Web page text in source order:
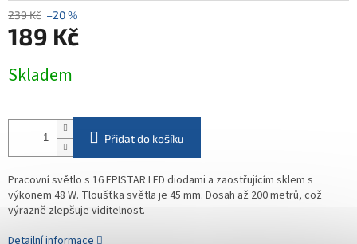
239 Kč –20 %
189 Kč
cena:
Skladem
Přidat do košíku
Pracovní světlo s 16 EPISTAR LED diodami a zaostřujícím sklem s
výkonem 48 W. Tloušťka světla je 45 mm. Dosah až 200 metrů, což
výrazně zlepšuje viditelnost.